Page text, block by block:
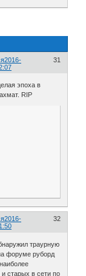
31
2016-
эпоха в
RIP
32
2016-
траурную
форуме руборд
и старых в сети по